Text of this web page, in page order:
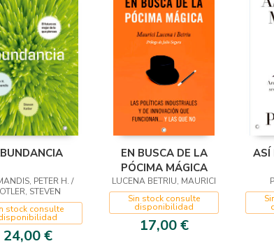
PETER H. /
STEVEN
stock consulte
24,00 €
EN BUSCA DE LA
PÓCIMA MÁGICA
LUCENA BETRIU, MAURICI
Sin stock consulte
disponibilidad
17,00 €
ASÍ